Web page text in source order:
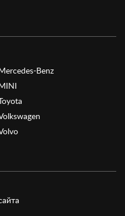
Benz